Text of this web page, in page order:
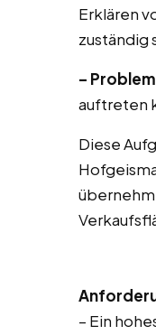
Erklären
zuständig
–
auftreten
Diese
– Ein